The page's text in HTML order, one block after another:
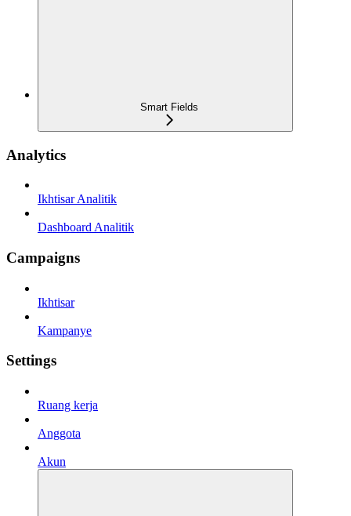
Smart Fields
Analytics
Ikhtisar Analitik
Dashboard Analitik
Campaigns
Ikhtisar
Kampanye
Settings
Ruang kerja
Anggota
Akun